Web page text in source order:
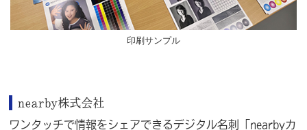
印刷サンプル
nearby株式会社
ワンタッチで情報をシェアできるデジタル名刺「nearbyカ